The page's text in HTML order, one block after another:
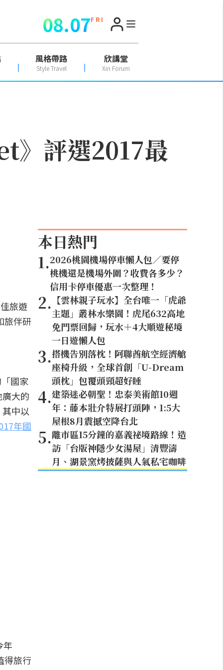
08.07F R I
風格帶路
Style Travel
欣講堂
Xin Forum
》評選2017最
旅遊
旅伴研
國家
大的
中以
年國
年
得旅行
本日熱門
1.2026桃園機場停車懶人包／要停
桃機還是機場外圍？收費各多少？
信用卡停車優惠一次整理！
2. 【雲林親子玩水】全台唯一「虎爺
主題」叢林水樂園！虎尾632高地
免門票回歸，玩水＋4大順遊秘境
一日遊懶人包
3.搭機告別落枕！阿聯酋航空經濟艙
座椅升級，全球首創「U-Dream
頭枕」包覆頭頸超好睡
4.建築迷必朝聖！忠泰美術館10週
年：藤本壯介特展打頭陣，1:5大
屋根8月震撼空降台北
5.離市區15分鐘的嘉義祕境路線！造
訪「台版神隱少女湯屋」清豐濤
月、湖景窯烤披薩與人氣私宅咖啡